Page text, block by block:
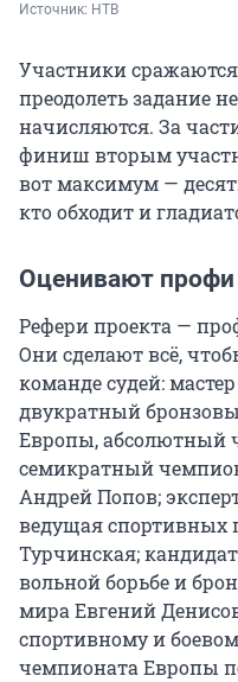
Источник: НТВ
Участники
преодолеть задание
начисляются. За
финиш вторым
вот максимум —
кто обходит и
Оценивают профи
Рефери проекта —
Они сделают всё,
команде судей:
двукратный
Европы, абсолютный
семикратный
Андрей Попов;
ведущая спортивных
Турчинская;
вольной борьбе и
мира Евгений
спортивному и
чемпионата Европы